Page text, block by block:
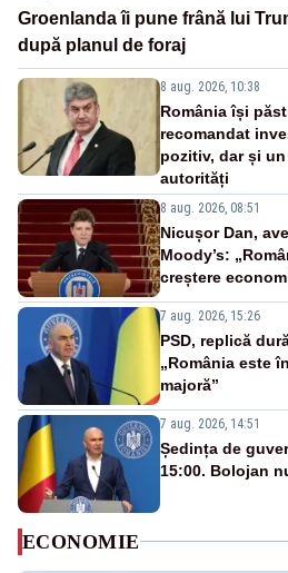
Groenlanda îi pune frână lui
după planul de foraj
8 aug. 2026, 10:38
România își
recomandat
pozitiv, dar și
autorități
8 aug. 2026, 08:51
Nicușor Dan,
Moody’s:
creștere
7 aug. 2026, 15:26
PSD, replică
„România este
majoră”
7 aug. 2026, 14:51
Ședința de
15:00. Bolojan
ECONOMIE